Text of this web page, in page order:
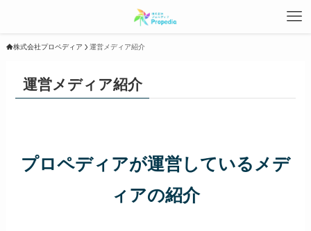
株式会社プロペディア 運営メディア紹介
運営メディア紹介
プロペディアが運営しているメデ
ィアの紹介